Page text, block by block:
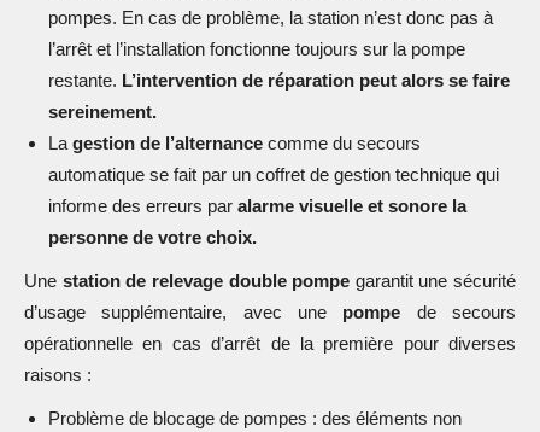
pompes. En cas de problème, la station n’est donc pas à
l’arrêt et l’installation fonctionne toujours sur la pompe
restante. L’intervention de réparation peut alors se faire
sereinement.
Lagestion de l’alternance comme du secours
automatique se fait par un coffret de gestion technique qui
informe des erreurs par alarme visuelle et sonore la
personne de votre choix.
Une station de relevage double pompe garantit une sécurité
d’usage supplémentaire, avec une pompe de secours
opérationnelle en cas d’arrêt de la première pour diverses
raisons :
Problème de blocage de pompes : des éléments non